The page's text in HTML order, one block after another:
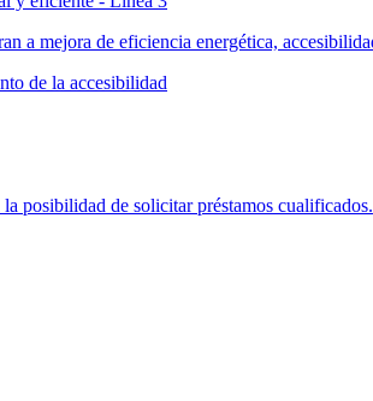
a mejora de eficiencia energética,
de la accesibilidad
posibilidad de solicitar préstamos cualificados.